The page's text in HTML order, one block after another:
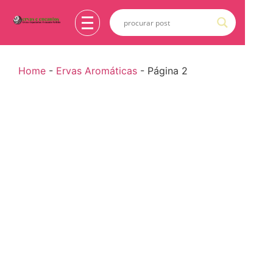
Home - Ervas Aromáticas - Página 2